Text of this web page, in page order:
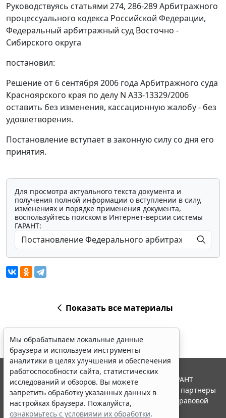
Руководствуясь статьями 274, 286-289Арбитражного
процессуального кодекса Российской Федерации,
Федеральный арбитражный суд Восточно -
Сибирского округа
постановил:
Решение от 6 сентября 2006 года Арбитражного суда
Красноярского края по делу N А33-13329/2006
оставить без изменения, кассационную жалобу - без
удовлетворения.
Постановление вступает в законную силу со дня его
принятия.
Для просмотра актуального текста документа и
получения полной информации о вступлении в силу,
изменениях и порядке применения документа,
воспользуйтесь поиском в Интернет-версии системы
ГАРАНТ:
Показать все материалы
Мы обрабатываем локальные данные
браузера и используем инструменты
аналитики в целях улучшения и обеспечения
работоспособности сайта, статистических
исследований и обзоров. Вы можете
запретить обработку указанных данных в
настройках браузера. Пожалуйста,
ознакомьтесь с условиями их обработки.
© ООО "НПП "ГАРАНТ-СЕРВИС", 2026. Система ГАРАНТ
выпускается с 1990 года. Компания "Гарант" и ее партнеры
являются участниками Российской ассоциации правовой
информации ГАРАНТ.